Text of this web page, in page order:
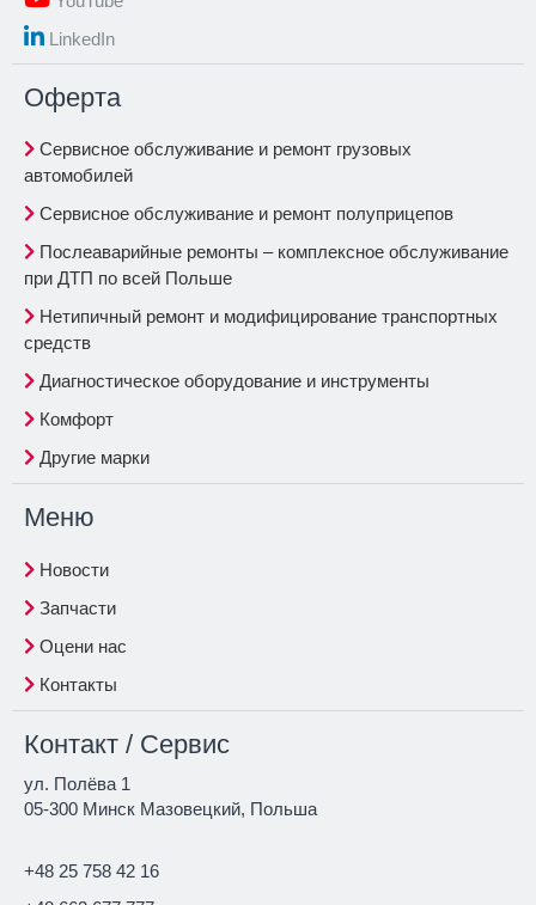
LinkedIn
Oферта
Сервисное обслуживание и ремонт грузовых
автомобилей
Сервисное обслуживание и ремонт полуприцепов
Послеаварийные ремонты – комплексное обслуживание
при ДТП по всей Польше
Нетипичный ремонт и модифицирование транспортных
средств
Диагностическое оборудование и инструменты
Комфорт
Другие марки
Меню
Новости
Запчасти
Оцени нас
Контакты
Контакт / Сервис
ул. Полёва 1
05-300 Минск Мазовецкий, Польша
+48 25 758 42 16